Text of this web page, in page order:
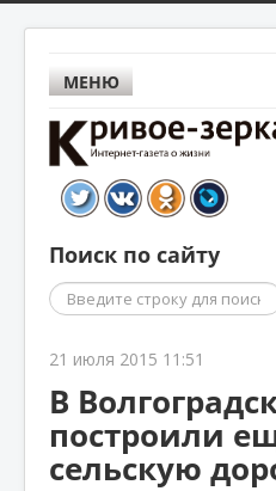
МЕНЮ
Поиск по сайту
Поиск
21 июля 2015 11:51
В
построили
сельскую